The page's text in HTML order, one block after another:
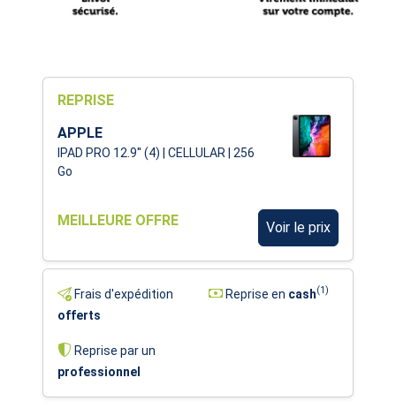
REPRISE
APPLE
IPAD PRO 12.9'' (4) | CELLULAR | 256
Go
MEILLEURE OFFRE Voir le prix
Frais d'expédition
offerts
Reprise en cash(1)
Reprise par un
professionnel